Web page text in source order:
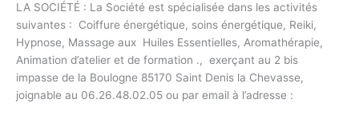
LA SOCIÉTÉ : La Société est spécialisée dans les activités
suivantes : Coiffure énergétique, soins énergétique, Reiki,
Hypnose, Massage aux Huiles Essentielles, Aromathérapie,
Animation d’atelier et de formation ., exerçant au 2 bis
impasse de la Boulogne 85170 Saint Denis la Chevasse,
joignable au 06.26.48.02.05 ou par email à l’adresse :